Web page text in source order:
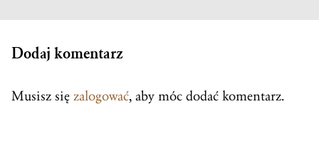
Dodaj komentarz
Musisz się zalogować, aby móc dodać komentarz.